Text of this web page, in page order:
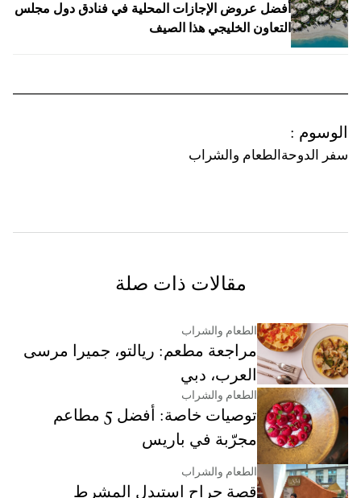
أفضل عروض الإجازات المحلية في فنادق دول مجلس
التعاون الخليجي هذا الصيف
الوسوم :
سفر الدوحة الطعام والشراب
مقالات ذات صلة
الطعام والشراب
مراجعة مطعم: ريالتو، جميرا مرسى
العرب، دبي
الطعام والشراب
توصيات خاصة: أفضل 5 مطاعم
مجرّبة في باريس
الطعام والشراب
قصة جراح استبدل المشرط